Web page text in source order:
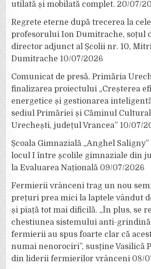
utilată și mobilată complet. 20/07/
Regrete eterne după trecerea la
profesorului Ion Dumitrache, soțul
director adjunct al Școlii nr. 10,
Dumitrache 10/07/2026
Comunicat de presă. Primăria
finalizarea proiectului „Creșterea
energetice și gestionarea
sediul Primăriei și Căminul
Urechești, județul Vrancea” 10/07/
Școala Gimnazială „Anghel Saligny”
locul I între școlile gimnaziale din
la Evaluarea Națională 09/07/2026
Fermierii vrânceni trag un nou
prețuri prea mici la laptele vândut
și piață tot mai dificilă. „În plus, se
chestiunea sistemului anti-
fermierii au spus foarte clar că
numai nenorociri”, susține Vasilică
din liderii fermierilor vrânceni 08/